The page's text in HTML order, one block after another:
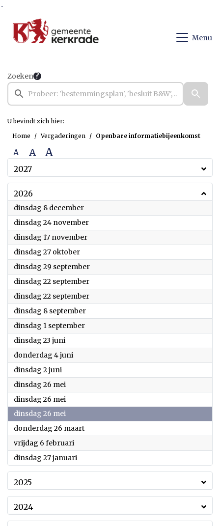
Menu
Zoeken
U bevindt zich hier:
Home
Vergaderingen Openbare informatiebijeenkomst
A A A
2027
2026
dinsdag 8 december2026
dinsdag 24 november2026
dinsdag 17 november2026
dinsdag 27 oktober2026
dinsdag 29 september2026
dinsdag 22 september2026
dinsdag 22 september2026
dinsdag 8 september2026
dinsdag 1 september2026
dinsdag 23 juni
donderdag 4 juni
dinsdag 2 juni
dinsdag 26 mei
dinsdag 26 mei
dinsdag 26 mei
donderdag 26 maart2026
vrijdag 6 februari
dinsdag 27 januari
2025
2024